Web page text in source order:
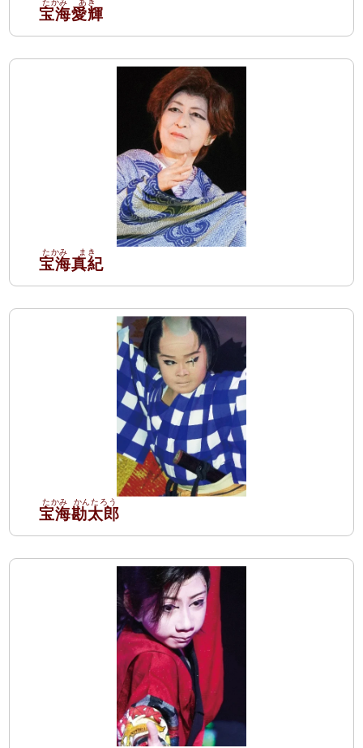
宝海愛輝
宝海真紀
宝海勘太郎